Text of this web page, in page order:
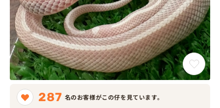
287 名のお客様がこの仔を見ています。